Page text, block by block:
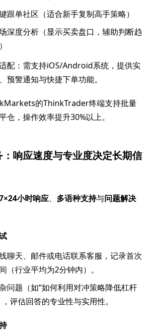
跟单社区（适合新手复制高手策略）
深度分析（显示买卖盘口，辅助判断趋
配：需支持iOS/Android系统，提供实
预警通知与快捷下单功能。
的ThinkTrader终端支持批量
仓，操作效率提升30%以上。
：响应速度与专业度决定长期信
小时响应、 多语种支持与问题解决
聊天、邮件或电话联系客服，记录首次
（行业平均为2分钟内）。
问题（如“如何利用对冲策略降低杠杆
，评估回答的专业性与实用性。